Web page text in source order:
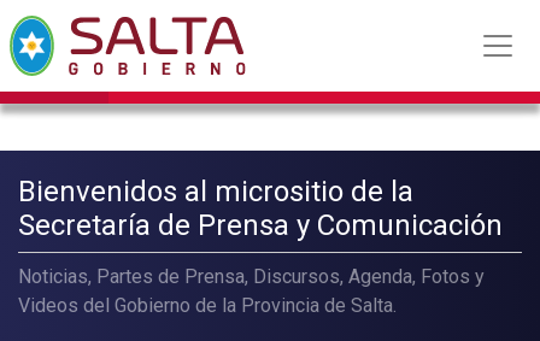
Bienvenidos al micrositio de la
Secretaría de Prensa y Comunicación
Noticias, Partes de Prensa, Discursos, Agenda, Fotos y
Videos del Gobierno de la Provincia de Salta.